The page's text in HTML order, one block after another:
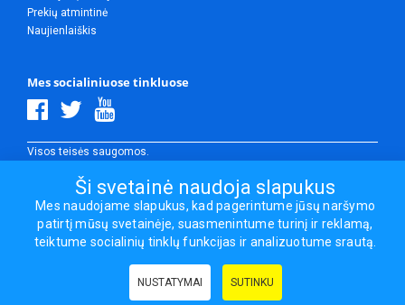
Prekių atmintinė
Naujienlaiškis
Mes socialiniuose tinkluose
Visos teisės saugomos.
Naudingos nuorodos: Prekės grožiui ir sveikatai Civilinis draudimas
Ši svetainė naudoja slapukus
Mes naudojame slapukus, kad pagerintume jūsų naršymo
patirtį mūsų svetainėje, suasmenintume turinį ir reklamą,
teiktume socialinių tinklų funkcijas ir analizuotume srautą.
NUSTATYMAI SUTINKU